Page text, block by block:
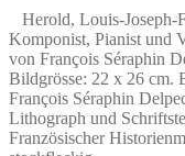
Pianist
und
Violinist.
Menge
Herold, Louis-Joseph-
Komponist, Pianist und
von François Séraphin
Bildgrösse: 22 x 26 cm.
François Séraphin
Lithograph und
Französischer